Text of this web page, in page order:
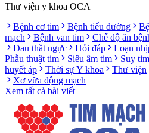
Thư viện y khoa OCA
Bệnh cơ tim
Bệnh tiểu đường
mạch
Bệnh van tim Chế độ ăn
Đau thắt ngực
Hỏi đáp Loạn
Phẫu thuật tim
Siêu âm tim Suy tim
huyết áp
Thời sự Y khoa Thư viện
Xơ vữa động mạch
Xem tất cả bài viết